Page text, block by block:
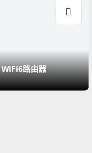
WiFi6路由器